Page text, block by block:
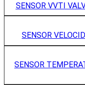
SENSOR VVTI
SENSOR
SENSOR